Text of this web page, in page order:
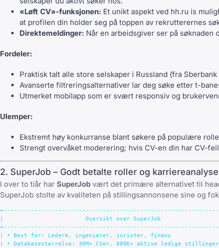
«Løft CV»-funksjonen: Et unikt aspekt ved hh.ru is
at profilen din holder seg på toppen av rekrutterernes
Direktemeldinger: Når en arbeidsgiver ser på
Fordeler:
Praktisk talt alle store selskaper i Russland (fra
Avanserte filtreringsalternativer lar deg søke etter t-
Utmerket mobilapp som er svært responsiv og
Ulemper:
Ekstremt høy konkurranse blant søkere på populære
Strengt overvåket moderering; hvis CV-en din har CV-feil
2. SuperJob – Godt betalte roller og karriereanalyse
I over to tiår har SuperJob vært det primære alternativet til
SuperJob stolte av kvaliteten på stillingsannonsene sine og
|                        Oversikt over SuperJob
| • Best for: Ledere, ingeniører, jurister, finans
| • Databasestørrelse: 30M+ CVer, 800K+ aktive ledige